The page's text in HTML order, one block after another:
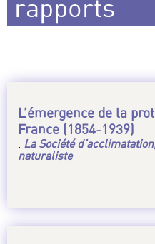
rapports
L’émergence de la
France (1854-1939)
. La Société
naturaliste